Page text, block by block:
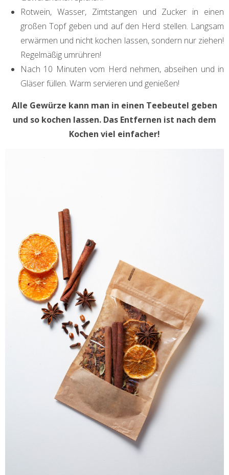
Rotwein, Wasser, Zimtstangen und Zucker in einen
großen Topf geben und auf den Herd stellen. Langsam
erwärmen und nicht kochen lassen, sondern nur ziehen!
Regelmäßig umrühren!
Nach 10 Minuten vom Herd nehmen, abseihen und in
Gläser füllen. Warm servieren und genießen!
Alle Gewürze kann man in einen Teebeutel geben
und so kochen lassen. Das Entfernen ist nach dem
Kochen viel einfacher!